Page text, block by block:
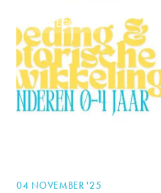
CATEGORIE 1
04 NOVEMBER '25